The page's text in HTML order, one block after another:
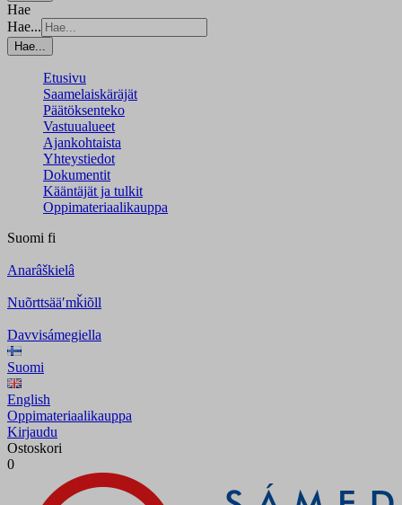
Hae
Hae...
Hae...
Etusivu
Saamelaiskäräjät
Päätöksenteko
Vastuualueet
Ajankohtaista
Yhteystiedot
Dokumentit
Kääntäjät ja tulkit
Oppimateriaalikauppa
Suomi fi
Anarâškielâ
Nuõrttsääʹmǩiõll
Davvisámegiella
Suomi
English
Oppimateriaalikauppa
Kirjaudu
Ostoskori
0